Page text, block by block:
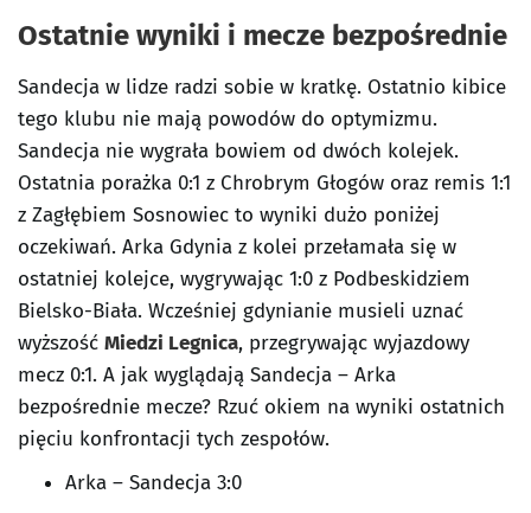
Ostatnie wyniki i mecze bezpośrednie
Sandecja w lidze radzi sobie w kratkę. Ostatnio kibice
tego klubu nie mają powodów do optymizmu.
Sandecja nie wygrała bowiem od dwóch kolejek.
Ostatnia porażka 0:1 z Chrobrym Głogów oraz remis 1:1
z Zagłębiem Sosnowiec to wyniki dużo poniżej
oczekiwań. Arka Gdynia z kolei przełamała się w
ostatniej kolejce, wygrywając 1:0 z Podbeskidziem
Bielsko-Biała. Wcześniej gdynianie musieli uznać
wyższość Miedzi Legnica, przegrywając wyjazdowy
mecz 0:1. A jak wyglądają Sandecja – Arka
bezpośrednie mecze? Rzuć okiem na wyniki ostatnich
pięciu konfrontacji tych zespołów.
Arka – Sandecja 3:0